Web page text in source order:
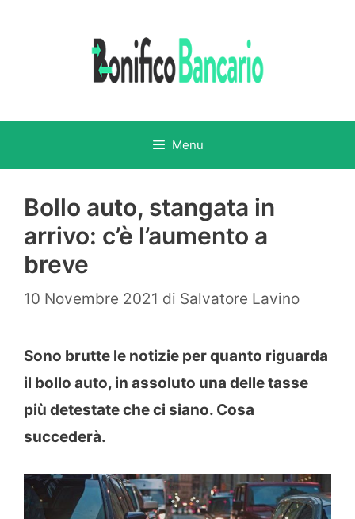
Menu
Bollo auto, stangata in
arrivo: c’è l’aumento a
breve
10 Novembre 2021 di Salvatore Lavino
Sono brutte le notizie per quanto riguarda
il bollo auto, in assoluto una delle tasse
più detestate che ci siano. Cosa
succederà.